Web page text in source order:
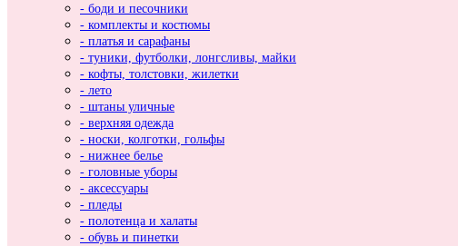
- боди и песочники
- комплекты и костюмы
- платья и сарафаны
- туники, футболки, лонгсливы, майки
- кофты, толстовки, жилетки
- лето
- штаны уличные
- верхняя одежда
- носки, колготки, гольфы
- нижнее белье
- головные уборы
- аксессуары
- пледы
- полотенца и халаты
- обувь и пинетки